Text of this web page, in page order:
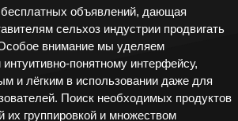
объявлений, дающая
сельхоз индустрии продвигать
внимание мы уделяем
понятному интерфейсу,
и лёгким в использовании даже для
Поиск необходимых продуктов
их группировкой и множеством